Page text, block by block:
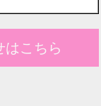
はこちら